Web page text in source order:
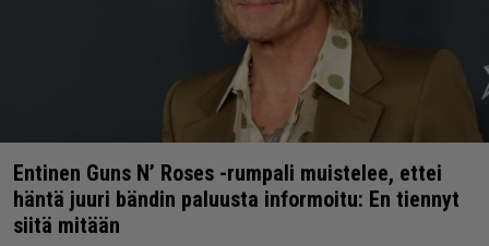
Entinen Guns N’ Roses -rumpali muistelee, ettei
häntä juuri bändin paluusta informoitu: En tiennyt
siitä mitään